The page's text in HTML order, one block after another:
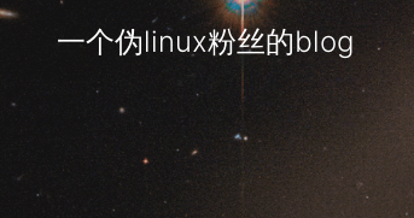
一个伪linux粉丝的blog